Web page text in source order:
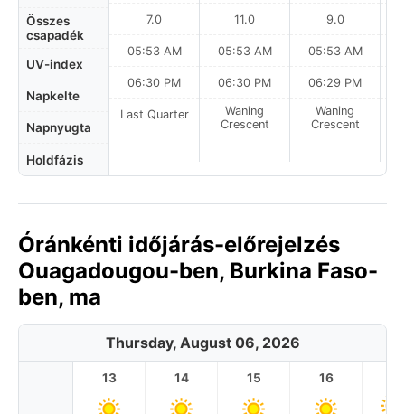
Összes
csapadék
UV-index
Napkelte
Napnyugta
Holdfázis
7.0
05:53 AM
06:30 PM
Last Quarter
11.0
05:53 AM
06:30 PM
Waning
Crescent
9.0
05:53 AM
06:29 PM
Waning
Crescent
Óránkénti időjárás-előrejelzés
Ouagadougou-ben, Burkina Faso-
ben, ma
Thursday, August 06, 2026
13 14 15 16